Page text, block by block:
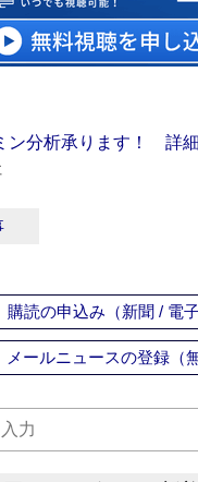
ン分析承ります！ 詳
購読の申込み（新聞 / 電子
メールニュースの登録（